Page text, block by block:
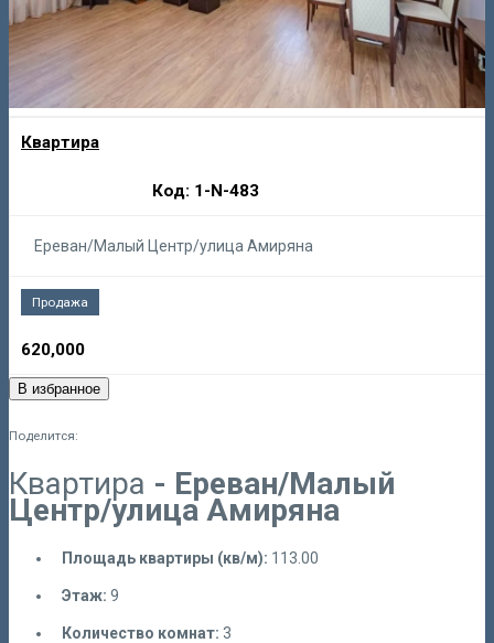
Квартира
Код: 1-N-483
Ереван/Малый Центр/улица Амиряна
Продажа
620,000
В избранное
Поделится:
Квартира - Ереван/Малый
Центр/улица Амиряна
Площадь квартиры (кв/м): 113.00
Этаж: 9
Количество комнат: 3